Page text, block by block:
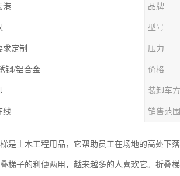
港 品牌
型号
求定制 压力
钢/铝合金 价格
装卸车
线 销售范围
是土木工程用品，它帮助员工在场地的高处下
梯子的利便两用，越来越多的人喜欢它。折叠